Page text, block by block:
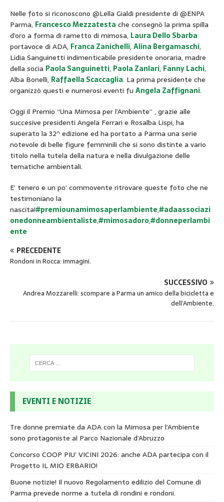
Nelle foto si riconoscono @Lella Gialdi presidente di @ENPA
Parma, Francesco Mezzatesta che consegnò la prima spilla
d’oro a forma di rametto di mimosa, Laura Dello Sbarba
portavoce di ADA, Franca Zanichelli,Alina Bergamaschi,
Lidia Sanguinetti indimenticabile presidente onoraria, madre
della socia Paola Sanguinetti, Paola Zanlari, Fanny Lachi,
Alba Bonelli, Raffaella Scaccaglia. La prima presidente che
organizzò questi e numerosi eventi fu Angela Zaffignani.
Oggi il Premio “Una Mimosa per l’Ambiente” , grazie alle
succesive presidenti Angela Ferrari e Rosalba Lispi, ha
superato la 32^ edizione ed ha portato a Parma una serie
notevole di belle figure femminili che si sono distinte a vario
titolo nella tutela della natura e nella divulgazione delle
tematiche ambientali.
E’ tenero e un po’ commovente ritrovare queste foto che ne
testimoniano la
nascita!#premiounamimosaperlambiente,#adaassociazi
onedonneambientaliste,#mimosadoro,#donneperlambi
ente
PRECEDENTE
Rondoni in Rocca: immagini.
SUCCESSIVO
Andrea Mozzarelli: scompare a Parma un amico della bicicletta e
dell’Ambiente.
EVENTI E NOTIZIE
Tre donne premiate da ADA con la Mimosa per l’Ambiente
sono protagoniste al Parco Nazionale d’Abruzzo
Concorso COOP PIU’ VICINI 2026: anche ADA partecipa con il
Progetto IL MIO ERBARIO!
Buone notizie! Il nuovo Regolamento edilizio del Comune di
Parma prevede norme a tutela di rondini e rondoni.